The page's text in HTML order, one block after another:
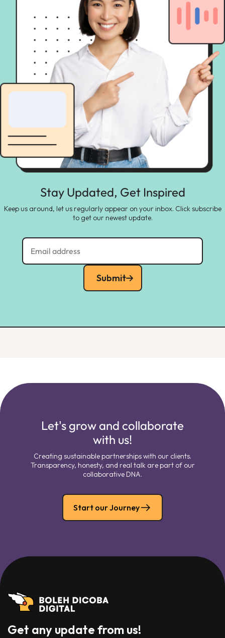
Stay Updated, Get Inspired
Keep us around, let us regularly appear on your inbox. Click subscribe
to get our newest update.
Submit
Let's grow and collaborate
with us!
Creating sustainable partnerships with our clients.
Transparency, honesty, and real talk are part of our
collaborative DNA.
Start our Journey
Get any update from us!